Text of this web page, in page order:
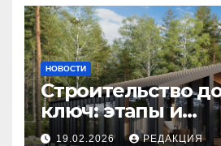
НОВОСТИ
Строительство
ключ: этапы и
планирование
19.02.2026 РЕДАКЦИЯ